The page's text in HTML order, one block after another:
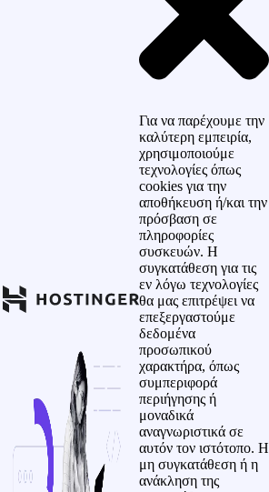
Για να παρέχουμε την
καλύτερη εμπειρία,
χρησιμοποιούμε
τεχνολογίες όπως
cookies για την
αποθήκευση ή/και την
πρόσβαση σε
πληροφορίες
συσκευών. Η
συγκατάθεση για τις
εν λόγω τεχνολογίες
θα μας επιτρέψει να
επεξεργαστούμε
δεδομένα
προσωπικού
χαρακτήρα, όπως
συμπεριφορά
περιήγησης ή
μοναδικά
αναγνωριστικά σε
αυτόν τον ιστότοπο. Η
μη συγκατάθεση ή η
ανάκληση της